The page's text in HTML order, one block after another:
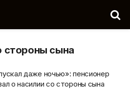
стороны сына
даже ночью»: пенсионер
о насилии со стороны сына